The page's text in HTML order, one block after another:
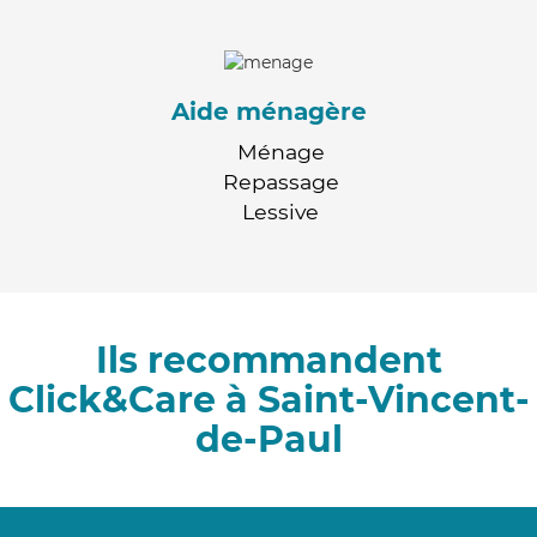
Aide ménagère
Ménage
Repassage
Lessive
Ils recommandent
Click&Care à Saint-Vincent-
de-Paul